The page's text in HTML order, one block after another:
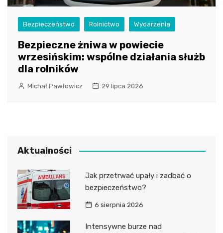
Bezpieczeństwo Rolnictwo Wydarzenia
Bezpieczne żniwa w powiecie
wrzesińskim: wspólne działania służb
dla rolników
Michał Pawłowicz 29 lipca 2026
Aktualności
Jak przetrwać upały i zadbać o
bezpieczeństwo?
6 sierpnia 2026
Intensywne burze nad